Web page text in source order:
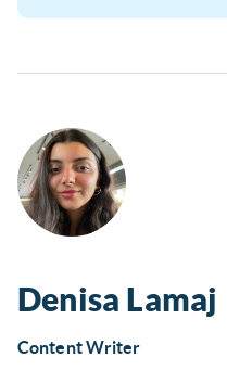
Denisa Lamaj
Content Writer